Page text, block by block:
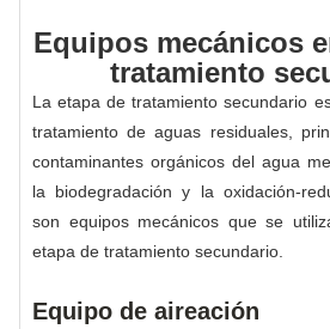
Equipos mecánicos
tratamiento
La etapa de tratamiento secundario
tratamiento de aguas residuales,
contaminantes orgánicos del agua
la biodegradación y la oxidación-
son equipos mecánicos que se
etapa de tratamiento secundario.
Equipo de aireación